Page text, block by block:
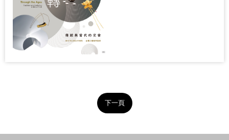
下一頁